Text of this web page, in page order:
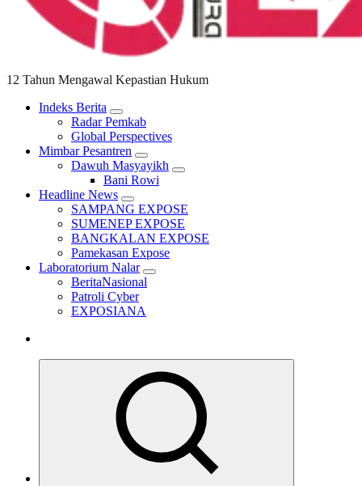
12 Tahun Mengawal Kepastian Hukum
Indeks Berita
Radar Pemkab
Global Perspectives
Mimbar Pesantren
Dawuh Masyayikh
Bani Rowi
Headline News
SAMPANG EXPOSE
SUMENEP EXPOSE
BANGKALAN EXPOSE
Pamekasan Expose
Laboratorium Nalar
BeritaNasional
Patroli Cyber
EXPOSIANA